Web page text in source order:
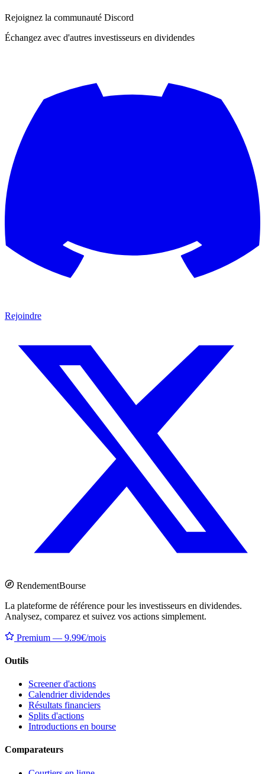
Rejoignez la communauté Discord
Échangez avec d'autres investisseurs en dividendes
Rejoindre
RendementBourse
La plateforme de référence pour les investisseurs en dividendes.
Analysez, comparez et suivez vos actions simplement.
Premium — 9.99€/mois
Outils
Screener d'actions
Calendrier dividendes
Résultats financiers
Splits d'actions
Introductions en bourse
Comparateurs